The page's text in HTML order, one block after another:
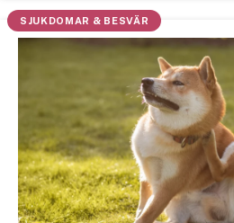
hjälpa din favorit till ett längre, f...
SJUKDOMAR & BESVÄR